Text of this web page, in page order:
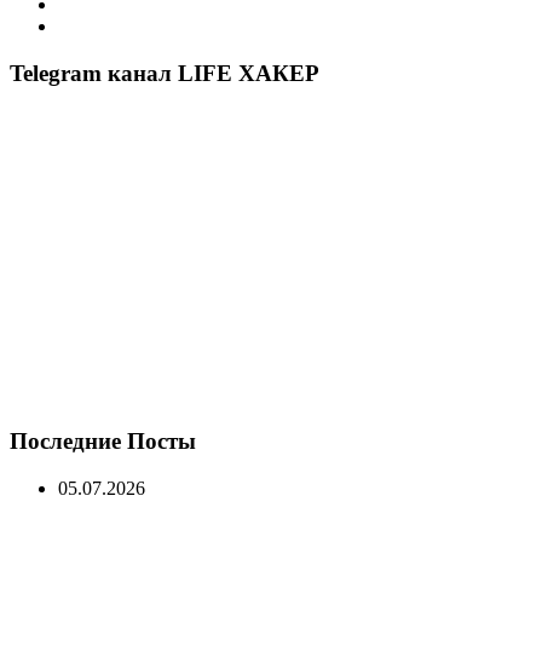
Telegram канал LIFE ХАКЕР
Последние Посты
05.07.2026